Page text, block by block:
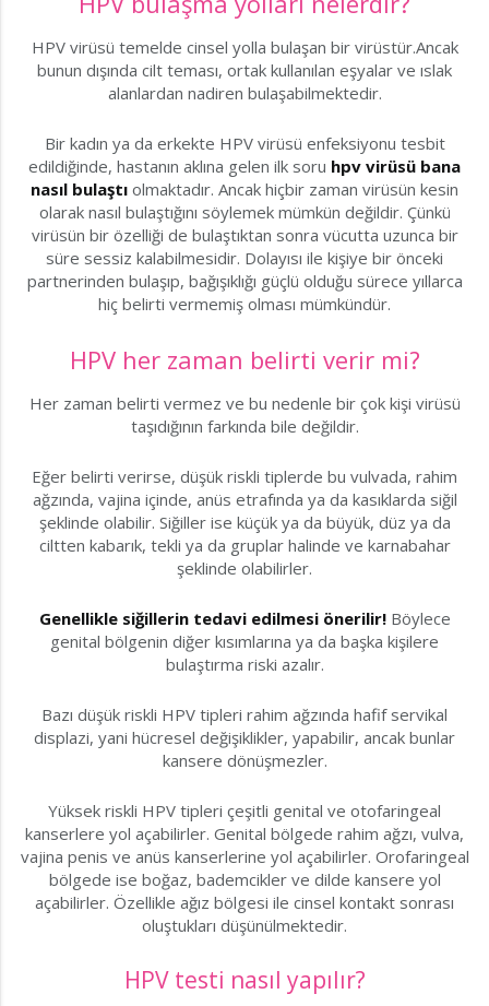
HPV virüsü temelde cinsel yolla bulaşan bir virüstür.Ancak
bunun dışında cilt teması, ortak kullanılan eşyalar ve ıslak
alanlardan nadiren bulaşabilmektedir.
Bir kadın ya da erkekte HPV virüsü enfeksiyonu tesbit
edildiğinde, hastanın aklına gelen ilk soru hpv virüsü bana
nasıl bulaştı olmaktadır. Ancak hiçbir zaman virüsün kesin
olarak nasıl bulaştığını söylemek mümkün değildir. Çünkü
virüsün bir özelliği de bulaştıktan sonra vücutta uzunca bir
süre sessiz kalabilmesidir. Dolayısı ile kişiye bir önceki
partnerinden bulaşıp, bağışıklığı güçlü olduğu sürece yıllarca
hiç belirti vermemiş olması mümkündür.
HPV her zaman belirti verir mi?
Her zaman belirti vermez ve bu nedenle bir çok kişi virüsü
taşıdığının farkında bile değildir.
Eğer belirti verirse, düşük riskli tiplerde bu vulvada, rahim
ağzında, vajina içinde, anüs etrafında ya da kasıklarda siğil
şeklinde olabilir. Siğiller ise küçük ya da büyük, düz ya da
ciltten kabarık, tekli ya da gruplar halinde ve karnabahar
şeklinde olabilirler.
Genellikle siğillerin tedavi edilmesi önerilir!Böylece
genital bölgenin diğer kısımlarına ya da başka kişilere
bulaştırma riski azalır.
Bazı düşük riskli HPV tipleri rahim ağzında hafif servikal
displazi, yani hücresel değişiklikler, yapabilir, ancak bunlar
kansere dönüşmezler.
Yüksek riskli HPV tipleri çeşitli genital ve otofaringeal
kanserlere yol açabilirler. Genital bölgede rahim ağzı, vulva,
vajina penis ve anüs kanserlerine yol açabilirler. Orofaringeal
bölgede ise boğaz, bademcikler ve dilde kansere yol
açabilirler. Özellikle ağız bölgesi ile cinsel kontakt sonrası
oluştukları düşünülmektedir.
HPV testi nasıl yapılır?